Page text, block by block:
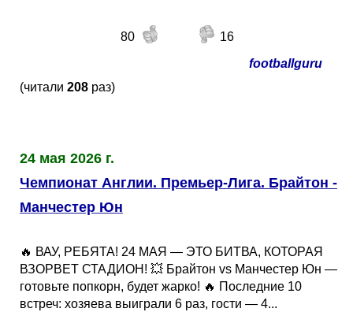
80
16
footballguru
(читали 208 раз)
24 мая 2026 г.
Чемпионат Англии. Премьер-Лига. Брайтон -
Манчестер Юн
🔥 ВАУ, РЕБЯТА! 24 МАЯ — ЭТО БИТВА, КОТОРАЯ
ВЗОРВЕТ СТАДИОН! 💥 Брайтон vs Манчестер Юн —
готовьте попкорн, будет жарко! 🔥 Последние 10
встреч: хозяева выиграли 6 раз, гости — 4...